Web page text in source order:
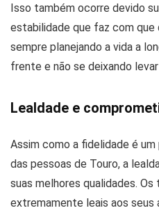
Isso também ocorre devido
estabilidade que faz com
sempre planejando a vida a
frente e não se deixando
Lealdade e
Assim como a fidelidade é
das pessoas de Touro, a
suas melhores qualidades. Os
extremamente leais aos seus